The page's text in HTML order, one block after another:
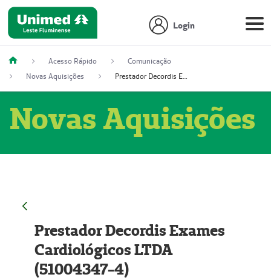
Login
Acesso Rápido
Comunicação
Novas Aquisições
Prestador Decordis Exames Cardiológicos LTDA (51004347-4)
Novas Aquisições
Prestador Decordis Exames
Cardiológicos LTDA
(51004347-4)